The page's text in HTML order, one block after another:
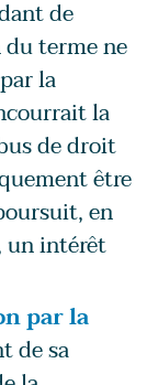
de
terme ne
la
la
de droit
être
en
un intérêt
par la
de sa